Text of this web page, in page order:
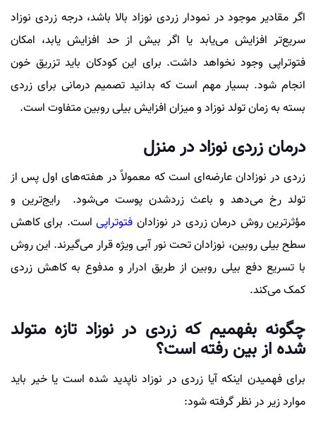
اگر مقادیر موجود در نمودار زردی نوزاد بالا باشد، درجه زردی نوزاد
سریع‌تر افزایش می‌یابد یا اگر بیش از حد افزایش یابد، امکان
فتوتراپی وجود نخواهد داشت. برای این کودکان باید تزریق خون
انجام شود. بسیار مهم است که بدانید تصمیم درمانی برای زردی
بسته به زمان تولد نوزاد و میزان افزایش بیلی روبین متفاوت است.
درمان زردی نوزاد در منزل
زردی در نوزادان عارضه‌ای است که معمولاً در هفته‌های اول پس از
تولد رخ می‌دهد و باعث زردشدن پوست می‌شود. رایج‌ترین و
مؤثرترین روش درمان زردی در نوزادان فتوتراپیاست. برای کاهش
سطح بیلی روبین، نوزادان تحت نور آبی ویژه قرار می‌گیرند. این روش
با تسریع دفع بیلی روبین از طریق ادرار و مدفوع به کاهش زردی
کمک می‌کند.
چگونه بفهمیم که زردی در نوزاد تازه متولد
شده از بین رفته است؟
برای فهمیدن اینکه آیا زردی در نوزاد ناپدید شده است یا خیر باید
موارد زیر در نظر گرفته شود: